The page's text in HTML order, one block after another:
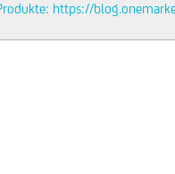
https://